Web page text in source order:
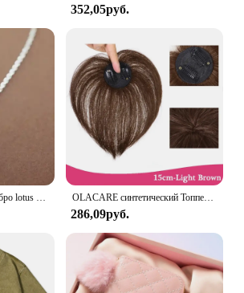
352,05руб.
925 Стерлинговое Серебро lotus ожерелья и кулоны для женщин Высокое качество Стерлинговое Серебро-ювелирные изделия OLACARE синтетический Топпер шиньон накладной челка с зажимом удлинение челки натуральная накладная бахрома Невидимый Клоуз шиньон для женщин
286,09руб.